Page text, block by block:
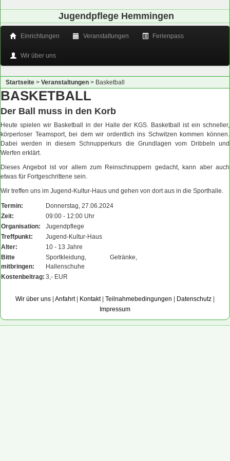
Jugendpflege Hemmingen
Einrichtungen Veranstaltungen Ferienpass
Wir über uns
Startseite > Veranstaltungen > Basketball
BASKETBALL
Der Ball muss in den Korb
Heute spielen wir Basketball in der Halle der KGS. Basketball ist ein schneller,
körperloser Teamsport, bei dem wir ordentlich ins Schwitzen kommen können.
Dabei werden in diesem Schnupperkurs die Grundlagen vom Dribbeln und
Werfen erklärt.
Dieses Angebot ist vor allem zum Reinschnuppern gedacht, kann aber auch
etwas für Fortgeschrittene sein.
Wir treffen uns im Jugend-Kultur-Haus und gehen von dort aus in die Sporthalle.
Termin:
Donnerstag, 27.06.2024
Zeit:
09:00 - 12:00 Uhr
Organisation:
Jugendpflege
Treffpunkt:
Jugend-Kultur-Haus
Alter:
10 - 13 Jahre
Bitte
mitbringen:
Sportkleidung, Getränke,
Hallenschuhe
Kostenbeitrag: 3,- EUR
Wir über uns Anfahrt| Kontakt| Teilnahmebedingungen Datenschutz
Impressum